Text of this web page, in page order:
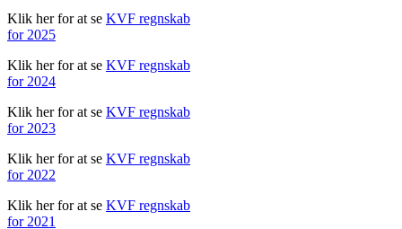
Klik her for at se KVF regnskab
for 2025
Klik her for at se KVF regnskab
for 2024
Klik her for at se KVF regnskab
for 2023
Klik her for at se KVF regnskab
for 2022
Klik her for at se KVF regnskab
for 2021